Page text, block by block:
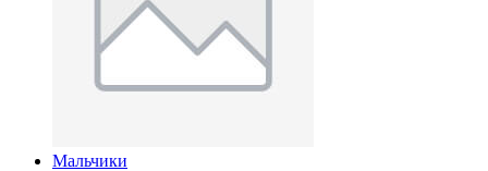
Мальчики